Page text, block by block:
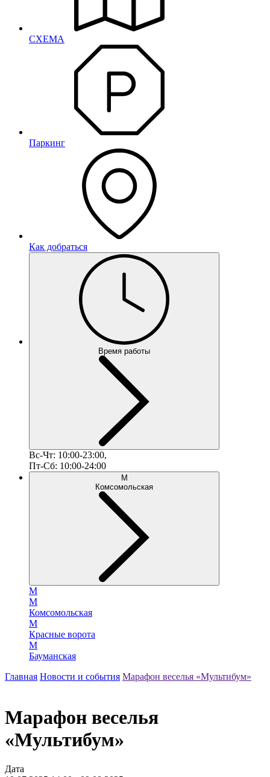
СХЕМА
Паркинг
Как добраться
Время работы
Вс-Чт: 10:00-23:00,
Пт-Сб: 10:00-24:00
М
Комсомольская
М
М
Комсомольская
М
Красные ворота
М
Бауманская
Главная Новости и события Марафон веселья «Мультибум»
Марафон веселья
«Мультибум»
Дата